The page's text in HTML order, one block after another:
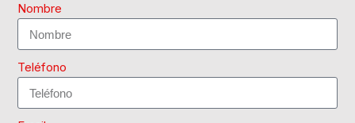
Nombre
Teléfono